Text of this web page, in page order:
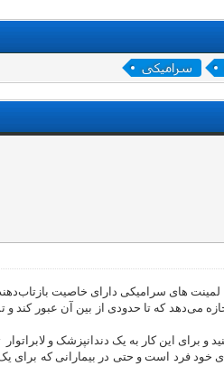
سرامیکی
های سرامیکی دارای خاصیت
می‌دهد که تا حدودی از بین آن عبور
و برای این کار به یک دندانپزشک و
خود فرد است و حتی در بیمارانی که برای